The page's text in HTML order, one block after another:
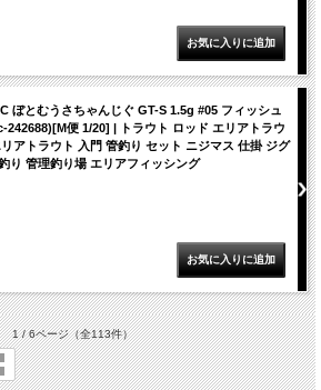
ぼとむうさちゃんじぐ GT-S 1.5g #05 フィッシュ
242688)[M便 1/20] | トラウト ロッド エリアトラウ
リアトラウト 入門 管釣り セット ニジマス 仕掛 ジグ
り 管理釣り場 エリアフィッシング
1 / 6ページ（全113件）